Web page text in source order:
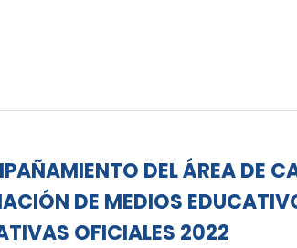
DEL ÁREA DE
DE MEDIOS
OFICIALES 2022